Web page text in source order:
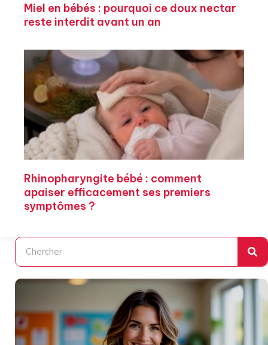
Miel en bébés : pourquoi ce doux nectar
reste interdit avant un an
Rhinopharyngite bébé : comment
apaiser efficacement ses premiers
symptômes ?
Rechercher